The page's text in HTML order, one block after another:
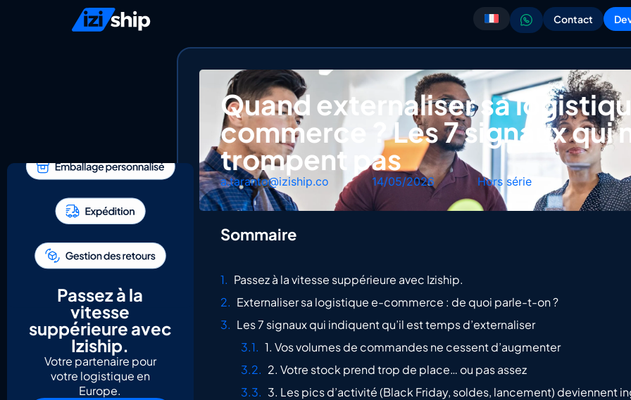
Contact
Passez à la
vitesse
suppérieure avec
Iziship.
Votre partenaire pour
votre logistique en
Europe.
Quand externaliser sa
commerce ? Les 7 signaux qui
trompent pas
a.taranto@iziship.co 14/05/2026 Hors série
Sommaire
Passez à la vitesse suppérieure avec Iziship.
Externaliser sa logistique e-commerce : de quoi parle-t-on ?
Les 7 signaux qui indiquent qu’il est temps d’externaliser
1. Vos volumes de commandes ne cessent d’augmenter
2. Votre stock prend trop de place… ou pas assez
3. Les pics d’activité (Black Friday, soldes, lancement) deviennent